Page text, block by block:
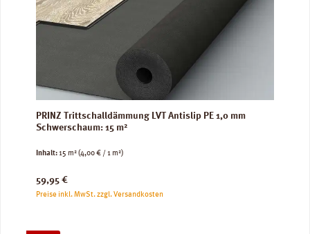
PRINZ Trittschalldämmung LVT Antislip PE 1,0 mm
Schwerschaum: 15 m²
Inhalt:15 m²(4,00 € / 1 m²)
Regulärer Preis:
59,95 €
Preise inkl. MwSt. zzgl. Versandkosten